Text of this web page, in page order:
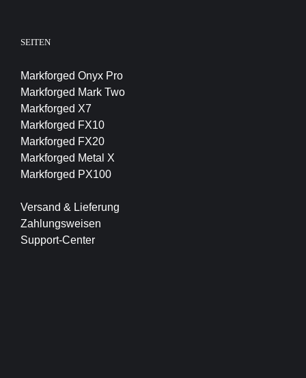
SEITEN
Markforged Onyx Pro
Markforged Mark Two
Markforged X7
Markforged FX10
Markforged FX20
Markforged Metal X
Markforged PX100
Versand & Lieferung
Zahlungsweisen
Support-Center